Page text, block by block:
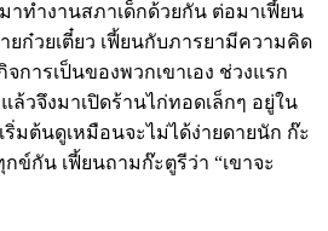
าทำงานสภาเด็กด้วยกัน ต่อมาเฟี้ยน
ยก๋วยเตี๋ยว เฟี้ยนกับภารยามีความคิด
การเป็นของพวกเขาเอง ช่วงแรก
ล้วจึงมาเปิดร้านไก่ทอดเล็กๆ อยู่ใน
มต้นดูเหมือนจะไม่ได้ง่ายดายนัก ก๊ะ
ข์กัน เฟี้ยนถามก๊ะตูรีว่า “เขาจะ